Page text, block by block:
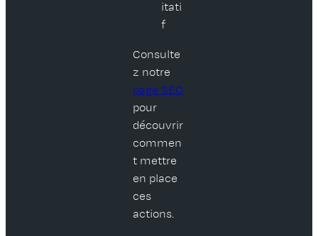
itati
f
Consulte
z notre
page SEO
pour
découvrir
commen
t mettre
en place
ces
actions.